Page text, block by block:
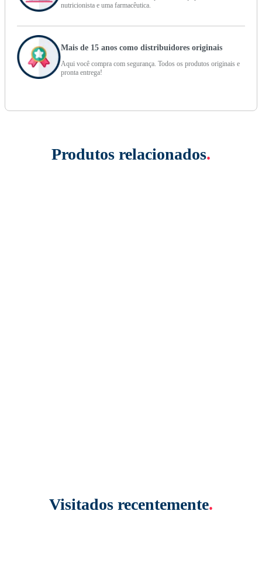
nutricionista e uma farmacêutica.
Mais de 15 anos como distribuidores originais
Aqui você compra com segurança. Todos os produtos originais e
pronta entrega!
Produtos relacionados.
Visitados recentemente.